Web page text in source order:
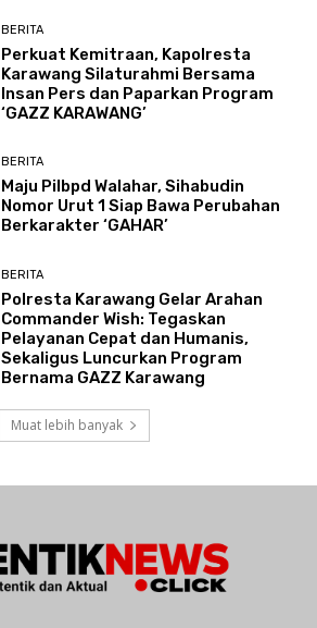
BERITA
Perkuat Kemitraan, Kapolresta
Karawang Silaturahmi Bersama
Insan Pers dan Paparkan Program
‘GAZZ KARAWANG’
BERITA
Maju Pilbpd Walahar, Sihabudin
Nomor Urut 1 Siap Bawa Perubahan
Berkarakter ‘GAHAR’
BERITA
Polresta Karawang Gelar Arahan
Commander Wish: Tegaskan
Pelayanan Cepat dan Humanis,
Sekaligus Luncurkan Program
Bernama GAZZ Karawang
Muat lebih banyak